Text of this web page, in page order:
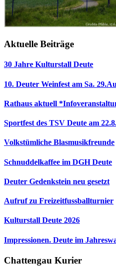
Aktuelle Beiträge
30 Jahre Kulturstall Deute
10. Deuter Weinfest am Sa.
Rathaus aktuell
Sportfest des TSV Deute am
Volkstümliche Blasmusikfreunde
Schnuddelkaffee im DGH Deute
Deuter Gedenkstein neu gesetzt
Aufruf zu Freizeitfussballturnier
Kulturstall Deute 2026
Impressionen. Deute im
Chattengau Kurier